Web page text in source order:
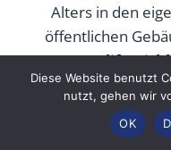
Alters in den
öffentlichen
Treppenlift
durchschnittlichen
Modell und wie
Fördermittel und
Diese Website benutzt
nutzt, gehen wir
OK